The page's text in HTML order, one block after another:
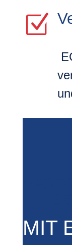
Z
MIT